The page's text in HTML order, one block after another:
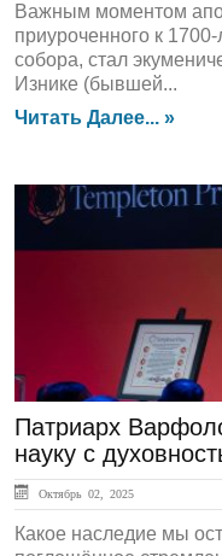
Важным моментом
приуроченного к
собора, стал
Изнике (бывшей...
Читать Далее... »
ЛЕНТА
Патриарх
науку с
Октябрь 02, 2025
Какое наследие мы